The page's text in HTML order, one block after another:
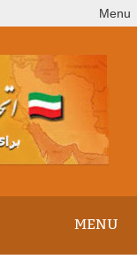
to
Menu
MENU